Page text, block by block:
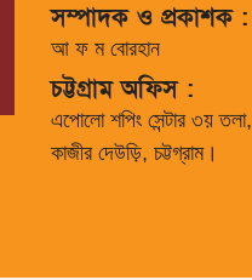
সম্পাদক ও প্রকাশক :
আ ফ ম বোরহান
চট্টগ্রাম অফিস :
এপোলো শপিং সেন্টার ৩য় তলা,
কাজীর দেউড়ি, চট্টগ্রাম।